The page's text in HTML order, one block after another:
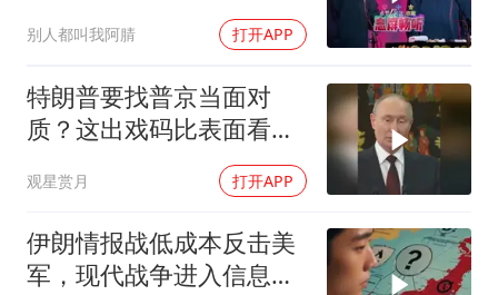
别人都叫我阿腈 打开APP
特朗普要找普京当面对
质？这出戏码比表面看起
观星赏月 打开APP
伊朗情报战低成本反击美
军，现代战争进入信息战